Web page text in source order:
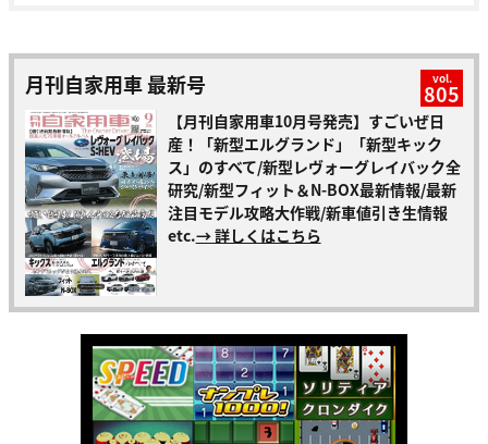
月刊自家用車 最新号 vol.
805
【月刊自家用車10月号発売】すごいぜ日
産！「新型エルグランド」「新型キック
ス」のすべて/新型レヴォーグレイバック全
研究/新型フィット＆N-BOX最新情報/最新
注目モデル攻略大作戦/新車値引き生情報
etc.→ 詳しくはこちら